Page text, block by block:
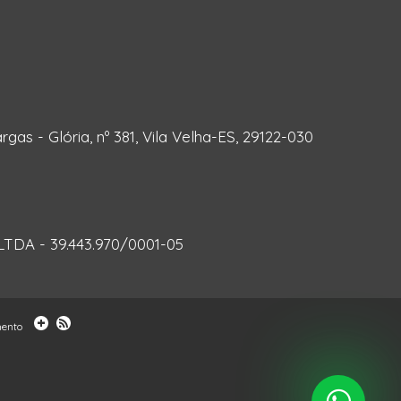
- Glória, nº 381, Vila Velha-ES, 29122-030
- 39.443.970/0001-05